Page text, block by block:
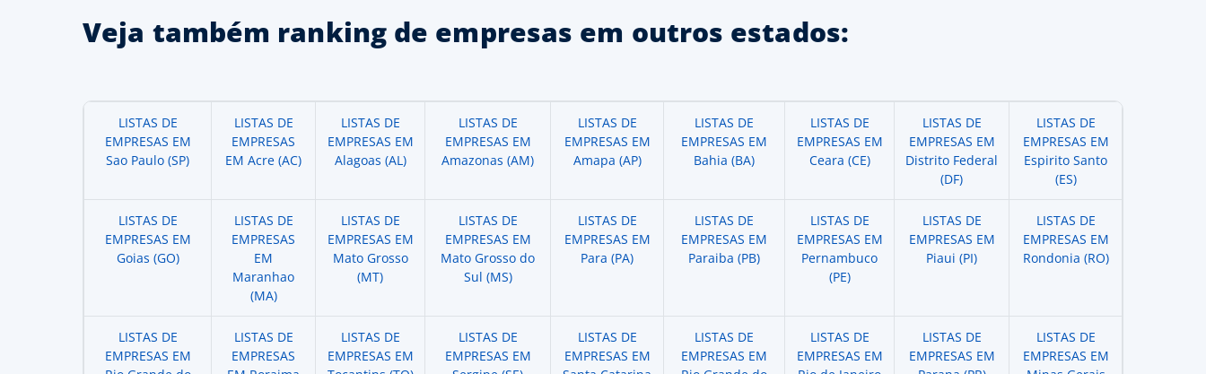
Veja também ranking de empresas em outros estados:
LISTAS DE
EMPRESAS EM
Sao Paulo (SP)
LISTAS DE
EMPRESAS
EM Acre (AC)
LISTAS DE
EMPRESAS EM
Alagoas (AL)
LISTAS DE
EMPRESAS EM
Amazonas (AM)
LISTAS DE
EMPRESAS EM
Amapa (AP)
LISTAS DE
EMPRESAS EM
Bahia (BA)
LISTAS DE
EMPRESAS EM
Ceara (CE)
LISTAS DE
EMPRESAS EM
Distrito Federal
(DF)
LISTAS DE
EMPRESAS EM
Espirito Santo
(ES)
LISTAS DE
EMPRESAS EM
Goias (GO)
LISTAS DE
EMPRESAS
EM
Maranhao
(MA)
LISTAS DE
EMPRESAS EM
Mato Grosso
(MT)
LISTAS DE
EMPRESAS EM
Mato Grosso do
Sul (MS)
LISTAS DE
EMPRESAS EM
Para (PA)
LISTAS DE
EMPRESAS EM
Paraiba (PB)
LISTAS DE
EMPRESAS EM
Pernambuco
(PE)
LISTAS DE
EMPRESAS EM
Piaui (PI)
LISTAS DE
EMPRESAS EM
Rondonia (RO)
LISTAS DE
EMPRESAS EM
LISTAS DE
EMPRESAS
LISTAS DE
EMPRESAS EM
LISTAS DE
EMPRESAS EM
LISTAS DE
EMPRESAS EM
LISTAS DE
EMPRESAS EM
LISTAS DE
EMPRESAS EM
LISTAS DE
EMPRESAS EM
LISTAS DE
EMPRESAS EM